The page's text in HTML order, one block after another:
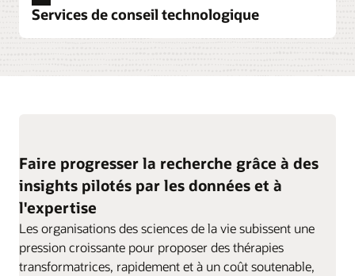
Découvrir les services de recherche
Services de conseil technologique
Faire progresser la recherche grâce à des
insights pilotés par les données et à
l'expertise
Les organisations des sciences de la vie subissent une
pression croissante pour proposer des thérapies
transformatrices, rapidement et à un coût soutenable,